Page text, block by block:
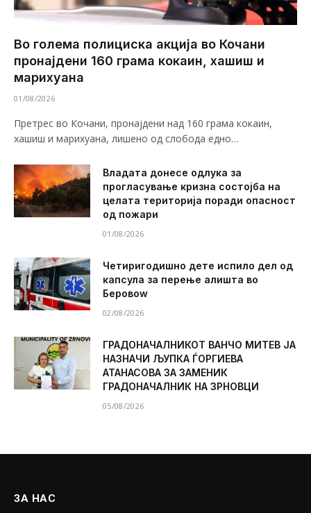
Во голема полициска акција во Кочани
пронајдени 160 грама кокаин, хашиш и
марихуана
01/08/2026
Претрес во Кочани, пронајдени над 160 грама кокаин,
хашиш и марихуана, лишено од слобода едно…
Владата донесе одлука за
прогласување кризна состојба на
целата територија поради опасност
од пожари
01/08/2026
Четиригодишно дете испило дел од
капсула за перење алишта во
Беровоw
02/08/2026
ГРАДОНАЧАЛНИКОТ ВАНЧО МИТЕВ ЈА
НАЗНАЧИ ЉУПКА ЃОРГИЕВА
АТАНАСОВА ЗА ЗАМЕНИК
ГРАДОНАЧАЛНИК НА ЗРНОВЦИ
05/08/2026
ЗА НАС